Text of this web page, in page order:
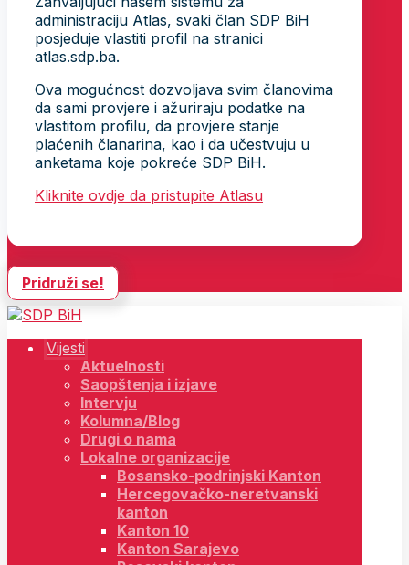
administraciju Atlas, svaki član SDP BiH
posjeduje vlastiti profil na stranici
atlas.sdp.ba.
Ova mogućnost dozvoljava svim članovima
da sami provjere i ažuriraju podatke na
vlastitom profilu, da provjere stanje
plaćenih članarina, kao i da učestvuju u
anketama koje pokreće SDP BiH.
Kliknite ovdje da pristupite Atlasu
Pridruži se!
Vijesti
Aktuelnosti
Saopštenja i izjave
Intervju
Kolumna/Blog
Drugi o nama
Lokalne organizacije
Bosansko-podrinjski Kanton
Hercegovačko-neretvanski
kanton
Kanton 10
Kanton Sarajevo